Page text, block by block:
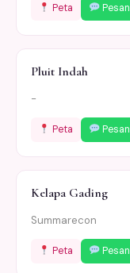
Peta Pesan
Pluit Indah
-
Peta Pesan
Kelapa Gading
Summarecon
Peta Pesan